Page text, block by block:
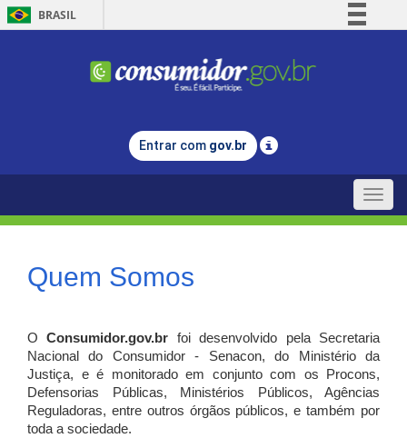
BRASIL
Comunica BR
Legislação
Entrar com gov.br
Toggle
Quem Somos
OConsumidor.gov.br
foi desenvolvido pela Secretaria
Nacional do Consumidor - Senacon, do Ministério da
Justiça, e é monitorado em conjunto com os Procons,
Defensorias Públicas, Ministérios Públicos, Agências
Reguladoras, entre outros órgãos públicos, e também por
toda a sociedade.